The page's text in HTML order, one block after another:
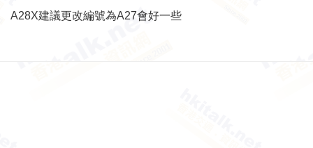
A28X建議更改編號為A27會好一些